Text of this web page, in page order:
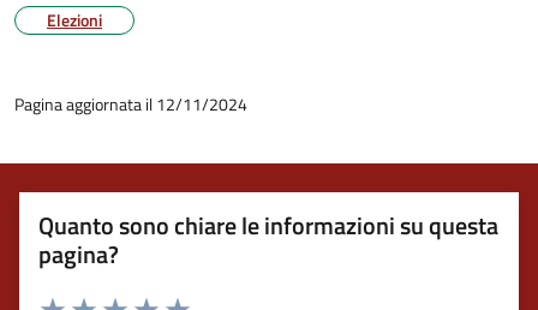
Elezioni
Pagina aggiornata il 12/11/2024
Quanto sono chiare le informazioni su questa
pagina?